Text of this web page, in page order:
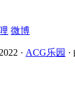
微博
· ACG乐园 ·